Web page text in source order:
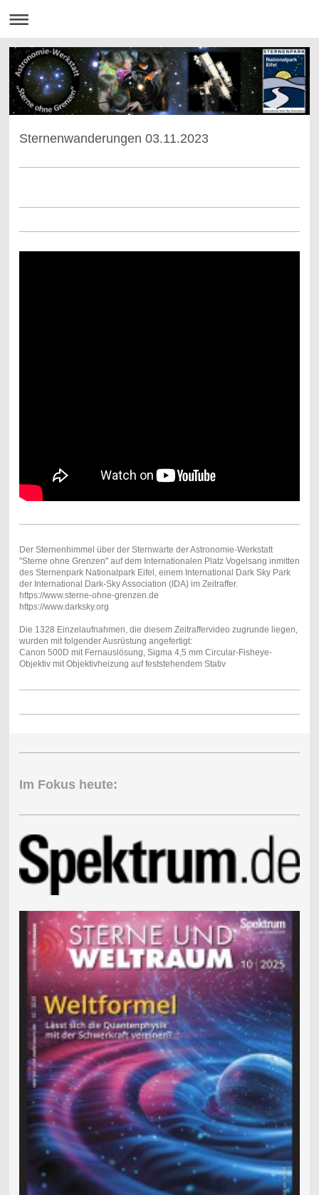
Sternenwanderungen 03.11.2023
Der Sternenhimmel über der Sternwarte der Astronomie-Werkstatt
"Sterne ohne Grenzen" auf dem Internationalen Platz Vogelsang inmitten
des Sternenpark Nationalpark Eifel, einem International Dark Sky Park
der International Dark-Sky Association (IDA) im Zeitraffer.
https://www.sterne-ohne-grenzen.de
https://www.darksky.org
Die 1328 Einzelaufnahmen, die diesem Zeitraffervideo zugrunde liegen,
wurden mit folgender Ausrüstung angefertigt:
Canon 500D mit Fernauslösung, Sigma 4,5 mm Circular-Fisheye-
Objektiv mit Objektivheizung auf feststehendem Stativ
Im Fokus heute: